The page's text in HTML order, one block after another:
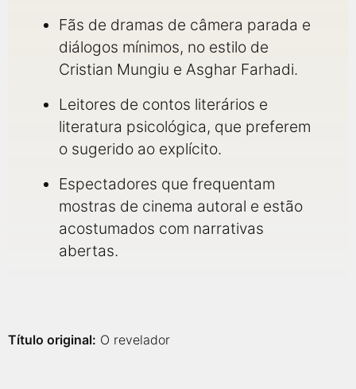
Fãs de dramas de câmera parada e
diálogos mínimos, no estilo de
Cristian Mungiu e Asghar Farhadi.
Leitores de contos literários e
literatura psicológica, que preferem
o sugerido ao explícito.
Espectadores que frequentam
mostras de cinema autoral e estão
acostumados com narrativas
abertas.
Título original: O revelador